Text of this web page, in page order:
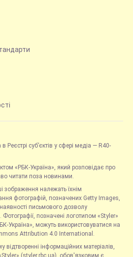
Реєстрі суб’єктів у сфері медіа — R40-
«РБК-Україна», який розповідає про
читати поза новинами.
зображення належать їхнім
фотографій, позначених Getty Images,
письмового дозволу
позначені логотипом «Styler»
Україна», можуть використовуватися на
Attribution 4.0 International.
інформаційних матеріалів,
(styler.rbc.ua), обов'язковим є